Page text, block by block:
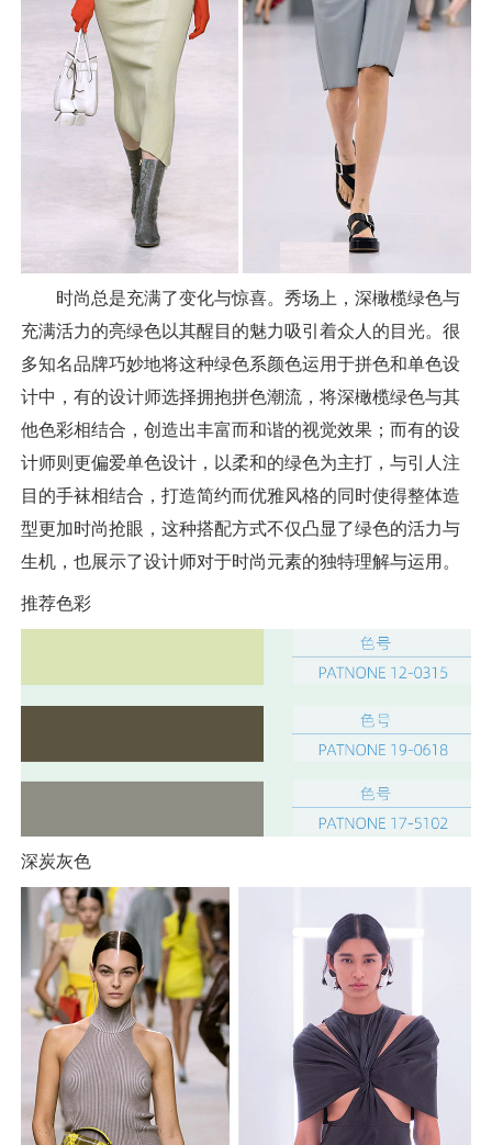
时尚总是充满了变化与惊喜。秀场上，深橄榄绿色与
充满活力的亮绿色以其醒目的魅力吸引着众人的目光。很
多知名品牌巧妙地将这种绿色系颜色运用于拼色和单色设
计中，有的设计师选择拥抱拼色潮流，将深橄榄绿色与其
他色彩相结合，创造出丰富而和谐的视觉效果；而有的设
计师则更偏爱单色设计，以柔和的绿色为主打，与引人注
目的手袜相结合，打造简约而优雅风格的同时使得整体造
型更加时尚抢眼，这种搭配方式不仅凸显了绿色的活力与
生机，也展示了设计师对于时尚元素的独特理解与运用。
推荐色彩
深炭灰色